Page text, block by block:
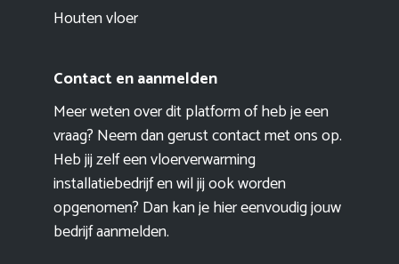
Houten vloer
Contact en aanmelden
Meer weten over dit platform of heb je een
vraag? Neem dan gerust contact met ons op.
Heb jij zelf een vloerverwarming
installatiebedrijf en wil jij ook worden
opgenomen? Dan kan je hier eenvoudigjouw
bedrijf aanmelden.